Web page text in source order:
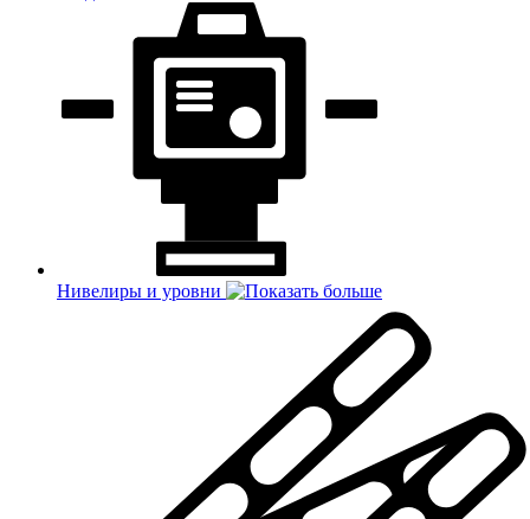
Нивелиры и уровни